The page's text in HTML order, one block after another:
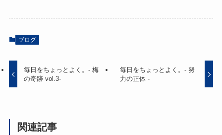
ブログ
毎日をちょっとよく。- 梅
の奇跡 vol.3-
毎日をちょっとよく。- 努
力の正体 -
関連記事